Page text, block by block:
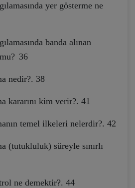
yer gösterme ne
banda alınan
36
nedir?. 38
kararını kim verir?. 41
temel ilkeleri nelerdir?. 42
(tutukluluk) süreyle sınırlı
ne demektir?. 44